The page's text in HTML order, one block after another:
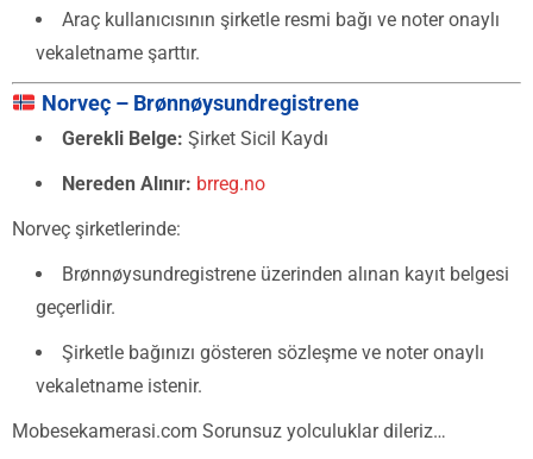
Araç kullanıcısının şirketle resmi bağı ve noter onaylı
vekaletname şarttır.
Norveç – Brønnøysundregistrene
Gerekli Belge: Şirket Sicil Kaydı
Nereden Alınır: brreg.no
Norveç şirketlerinde:
Brønnøysundregistrene üzerinden alınan kayıt belgesi
geçerlidir.
Şirketle bağınızı gösteren sözleşme ve noter onaylı
vekaletname istenir.
Mobesekamerasi.com Sorunsuz yolculuklar dileriz…